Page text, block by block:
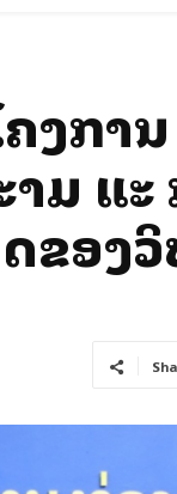
ຄງກາ
ມ ແລ
ງວິທ